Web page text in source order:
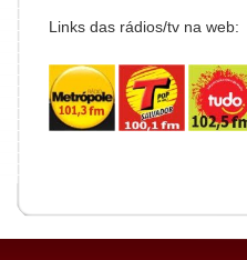
Links das rádios/tv na web: